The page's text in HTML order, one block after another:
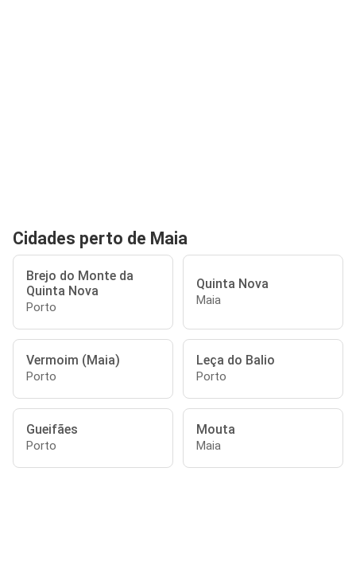
Cidades perto de Maia
Brejo do Monte da
Quinta Nova
Porto
Quinta Nova
Maia
Vermoim (Maia)
Porto
Leça do Balio
Porto
Gueifães
Porto
Mouta
Maia